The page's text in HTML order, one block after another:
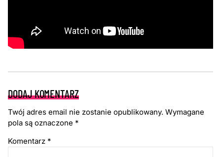
DODAJ KOMENTARZ
Twój adres email nie zostanie opublikowany. Wymagane
pola są oznaczone *
Komentarz *